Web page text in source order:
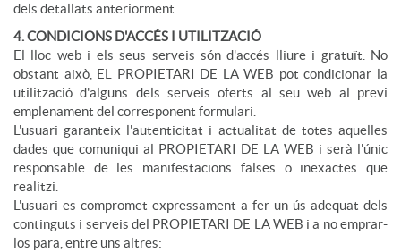
dels detallats anteriorment.
4. CONDICIONS D'ACCÉS I UTILITZACIÓ
El lloc web i els seus serveis són d'accés lliure i gratuït. No
obstant això, EL PROPIETARI DE LA WEB pot condicionar la
utilització d'alguns dels serveis oferts al seu web al previ
emplenament del corresponent formulari.
L'usuari garanteix l'autenticitat i actualitat de totes aquelles
dades que comuniqui al PROPIETARI DE LA WEB i serà l'únic
responsable de les manifestacions falses o inexactes que
realitzi.
L'usuari es compromet expressament a fer un ús adequat dels
continguts i serveis del PROPIETARI DE LA WEB i a no emprar-
los para, entre uns altres: